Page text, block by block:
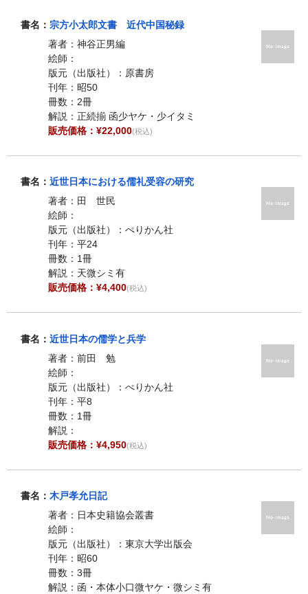
書名： 宗方小太郎文書 近代中国秘録
著者：神谷正男編
絵師：
版元（出版社）：原書房
刊年：昭50
冊数：2冊
解説：正続揃 函少ヤケ・少イタミ
販売価格：¥22,000(税込)
書名： 近世日本における儒礼受容の研究
著者：田 世民
絵師：
版元（出版社）：ぺりかん社
刊年：平24
冊数：1冊
解説：天微シミ有
販売価格：¥4,400(税込)
書名： 近世日本の儒学と兵学
著者：前田 勉
絵師：
版元（出版社）：ぺりかん社
刊年：平8
冊数：1冊
解説：
販売価格：¥4,950(税込)
書名： 木戸孝允日記
著者：日本史籍協会叢書
絵師：
版元（出版社）：東京大学出版会
刊年：昭60
冊数：3冊
解説：函・本体小口微ヤケ・微シミ有